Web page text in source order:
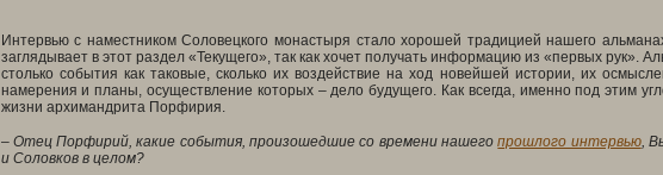
Интервью с наместником Соловецкого монастыря стало хорошей традицией нашего
заглядывает в этот раздел «Текущего», так как хочет получать информацию из «первых рук».
столько события как таковые, сколько их воздействие на ход новейшей истории, их
намерения и планы, осуществление которых – дело будущего. Как всегда, именно под этим
жизни архимандрита Порфирия.
– Отец Порфирий, какие события, произошедшие со времени нашегопрошлого интервью,
и Соловков в целом?